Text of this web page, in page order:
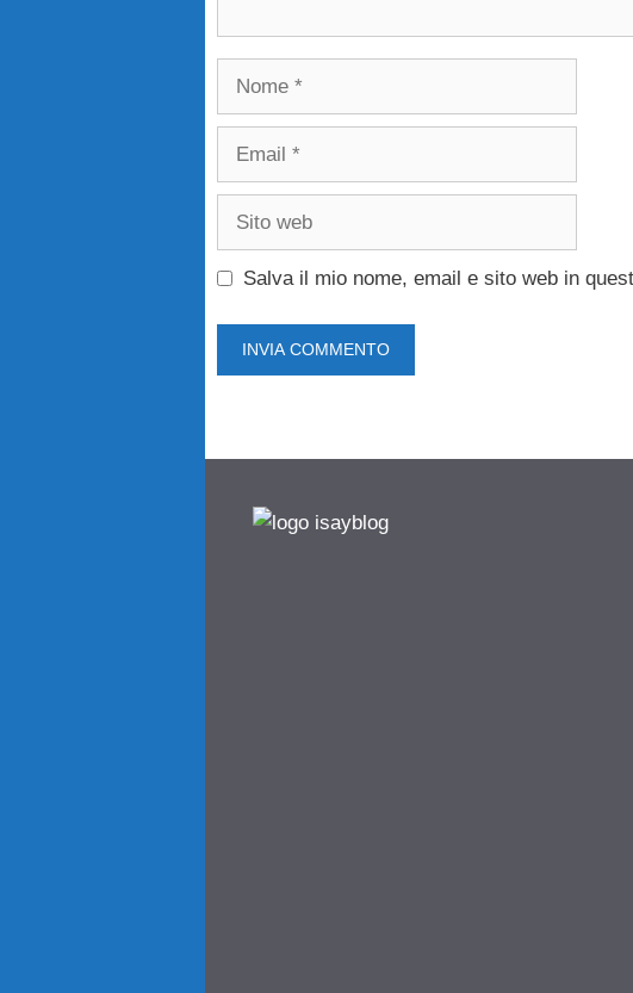
Salva il mio nome, email e sito web in